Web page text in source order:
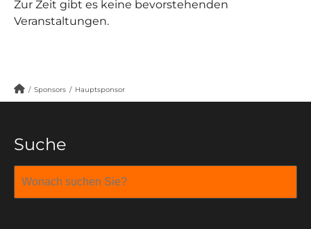
Zur Zeit gibt es keine bevorstehenden
Veranstaltungen.
/ Sponsors / Hauptsponsor
Suche